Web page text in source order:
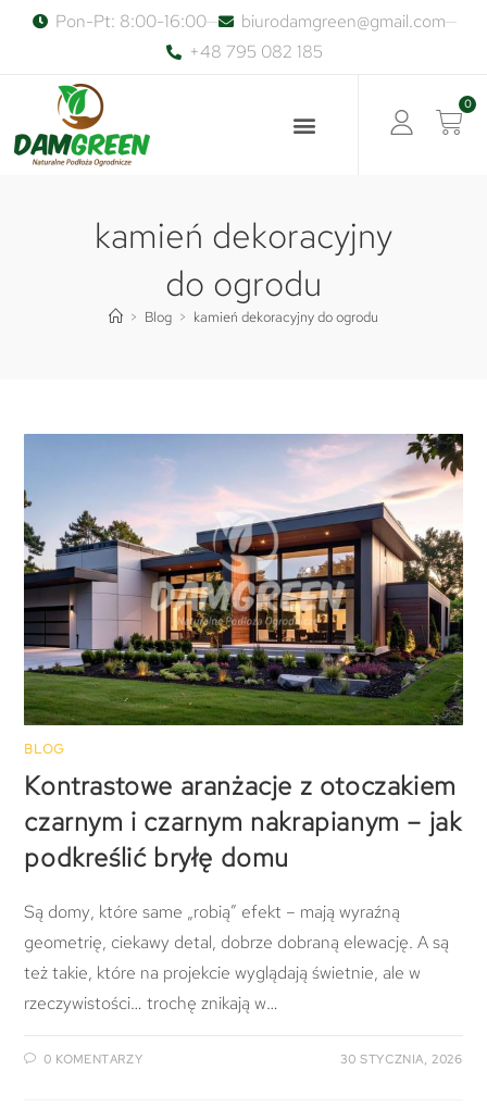
Pon-Pt: 8:00-16:00
biurodamgreen@gmail.com
+48 795 082 185
0
kamień dekoracyjny
do ogrodu
> Blog > kamień dekoracyjny do ogrodu
BLOG
Kontrastowe aranżacje z otoczakiem
czarnym i czarnym nakrapianym – jak
podkreślić bryłę domu
Są domy, które same „robią” efekt – mają wyraźną
geometrię, ciekawy detal, dobrze dobraną elewację. A są
też takie, które na projekcie wyglądają świetnie, ale w
rzeczywistości… trochę znikają w…
0 KOMENTARZY 30 STYCZNIA, 2026